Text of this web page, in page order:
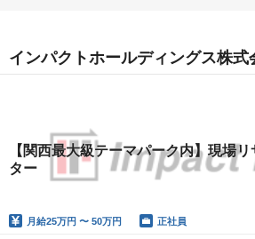
インパクトホールディングス株式
【関西最大級テーマパーク内】現場
ター
月給25万円 〜 50万円 正社員